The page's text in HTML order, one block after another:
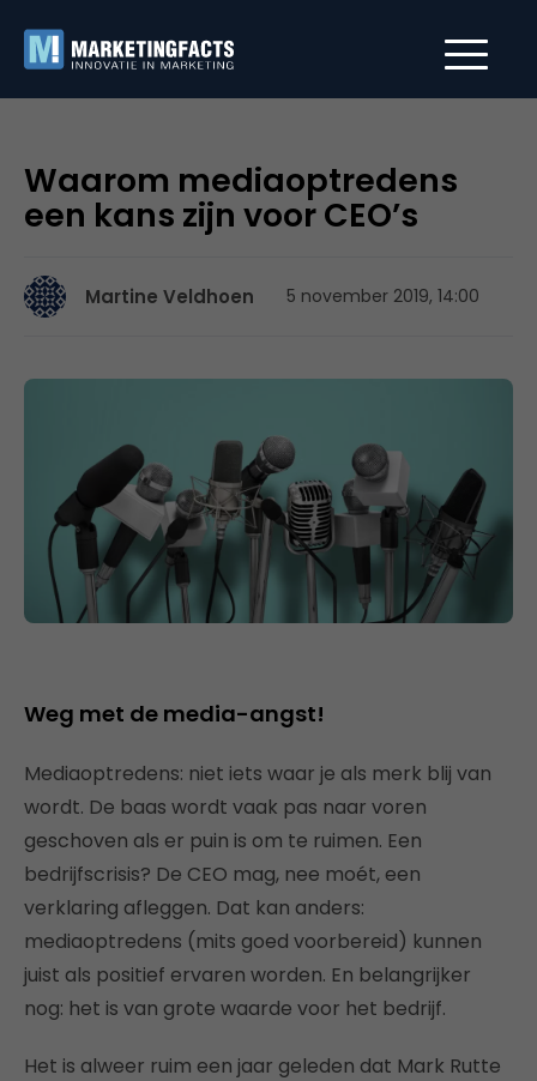
Waarom mediaoptredens
een kans zijn voor CEO’s
Martine Veldhoen 5 november 2019, 14:00
Weg met de media-angst!
Mediaoptredens: niet iets waar je als merk blij van
wordt. De baas wordt vaak pas naar voren
geschoven als er puin is om te ruimen. Een
bedrijfscrisis? De CEO mag, nee moét, een
verklaring afleggen. Dat kan anders:
mediaoptredens (mits goed voorbereid) kunnen
juist als positief ervaren worden. En belangrijker
nog: het is van grote waarde voor het bedrijf.
Het is alweer ruim een jaar geleden dat Mark Rutte